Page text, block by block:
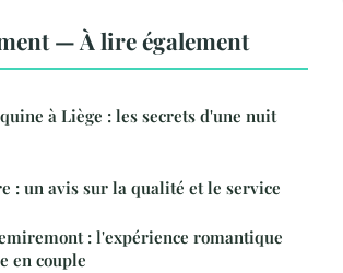
— À lire également
à Liège : les secrets d'une nuit
: un avis sur la qualité et le service
: l'expérience romantique
en couple